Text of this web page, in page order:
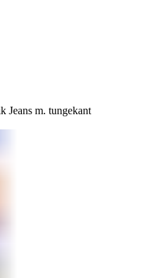
Jeans m. tungekant